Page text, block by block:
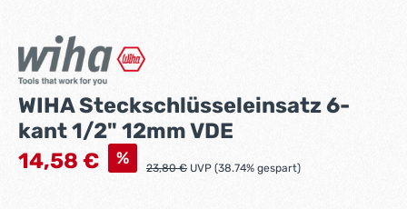
WIHA Steckschlüsseleinsatz 6-
kant 1/2" 12mm VDE
Verkaufspreis:
14,58 € % Regulärer Preis:
23,80 € UVP (38.74% gespart)